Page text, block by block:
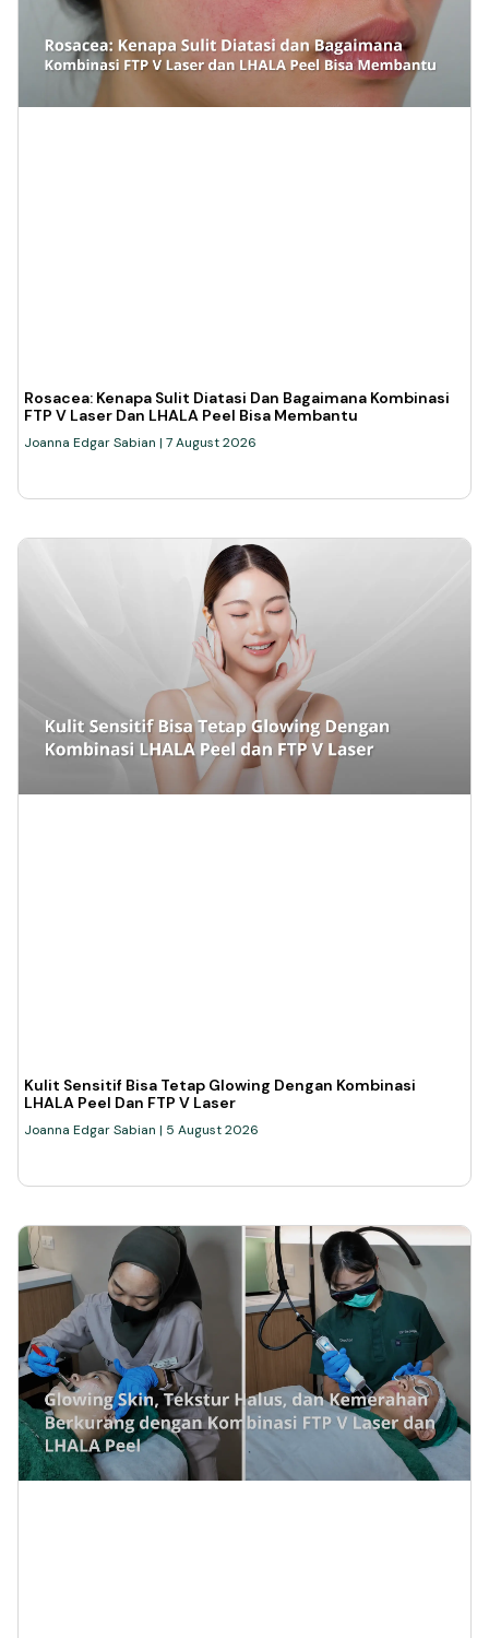
Rosacea: Kenapa Sulit Diatasi Dan Bagaimana Kombinasi
FTP V Laser Dan LHALA Peel Bisa Membantu
Joanna Edgar Sabian 7 August 2026
Kulit Sensitif Bisa Tetap Glowing Dengan Kombinasi
LHALA Peel Dan FTP V Laser
Joanna Edgar Sabian 5 August 2026